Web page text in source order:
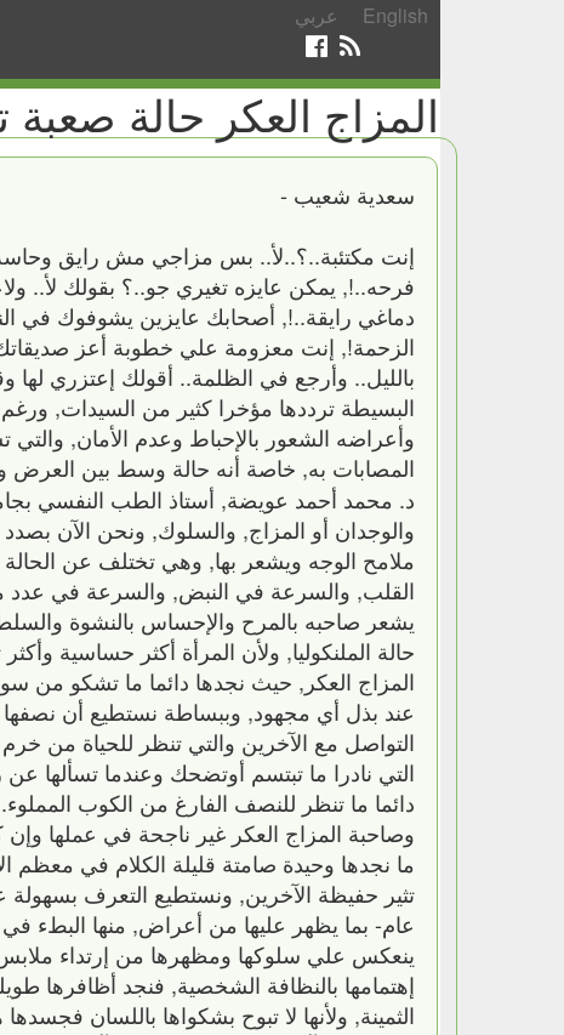
عربي English
المزاج العكر حالة صعبة
سعدية شعيب -
إنت مكتئبة‏..‏؟‏..‏لأ‏..‏ بس مزاجي مش رايق
فرحه‏..!,‏ يمكن عايزه تغيري جو‏..‏؟ بقولك لأ‏..‏
دماغي رايقة‏..!,‏ أصحابك عايزين يشوفوك في
الزحمة‏!,‏ إنت معزومة علي خطوبة أعز
بالليل‏..‏ وأرجع في الظلمة‏..‏ أقولك إعتزري لها
البسيطة ترددها مؤخرا كثير من السيدات‏,‏ ورغم
وأعراضه الشعور بالإحباط وعدم الأمان‏,‏
المصابات به‏,‏ خاصة أنه حالة وسط بين العرض
د‏.‏ محمد أحمد عويضة‏,‏ أستاذ الطب النفسي
والوجدان أو المزاج‏,‏ والسلوك‏,‏ ونحن الآن بصدد
ملامح الوجه ويشعر بها‏,‏ وهي تختلف عن
القلب‏,‏ والسرعة في النبض‏,‏ والسرعة في عدد
يشعر صاحبه بالمرح والإحساس بالنشوة
حالة الملنكوليا‏,‏ ولأن المرأة أكثر حساسية
المزاج العكر‏,‏ حيث نجدها دائما ما تشكو من
عند بذل أي مجهود‏,‏ وببساطة نستطيع أن نصفها
التواصل مع الآخرين والتي تنظر للحياة من
التي نادرا ما تبتسم أوتضحك وعندما تسألها عن
دائما ما تنظر للنصف الفارغ من الكوب المملوء‏.‏
وصاحبة المزاج العكر غير ناجحة في عملها وإن
ما نجدها وحيدة صامتة قليلة الكلام في معظم
تثير حفيظة الآخرين‏,‏ ونستطيع التعرف
عام‏-‏ بما يظهر عليها من أعراض‏,‏ منها البطء
ينعكس علي سلوكها ومظهرها من إرتداء
إهتمامها بالنظافة الشخصية‏,‏ فنجد أظافرها
الثمينة‏,‏ ولأنها لا تبوح بشكواها باللسان